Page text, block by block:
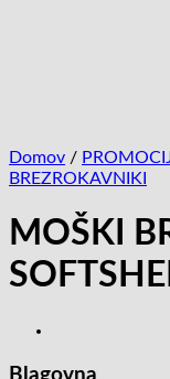
Domov /
BREZROKAVNIKI
MOŠKI
Blagovna